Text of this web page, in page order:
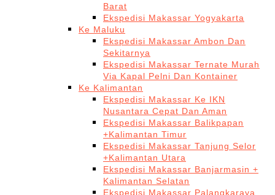
Barat
Ekspedisi Makassar Yogyakarta
Ke Maluku
Ekspedisi Makassar Ambon Dan
Sekitarnya
Ekspedisi Makassar Ternate Murah
Via Kapal Pelni Dan Kontainer
Ke Kalimantan
Ekspedisi Makassar Ke IKN
Nusantara Cepat Dan Aman
Ekspedisi Makassar Balikpapan
+Kalimantan Timur
Ekspedisi Makassar Tanjung Selor
+Kalimantan Utara
Ekspedisi Makassar Banjarmasin +
Kalimantan Selatan
Ekspedisi Makassar Palangkaraya